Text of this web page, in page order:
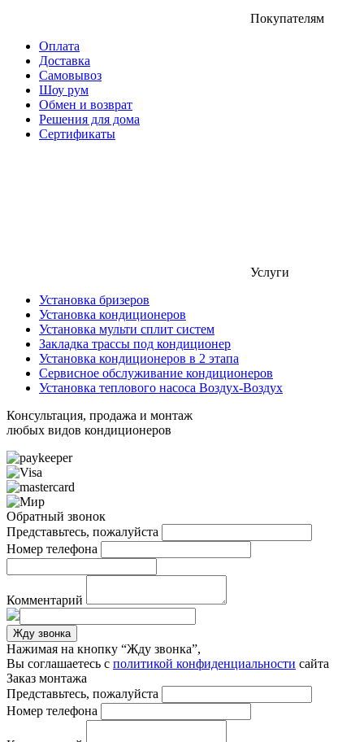
Покупателям
Оплата
Доставка
Самовывоз
Шоу рум
Обмен и возврат
Решения для дома
Сертификаты
Услуги
Установка бризеров
Установка кондиционеров
Установка мульти сплит систем
Закладка трассы под кондиционер
Установка кондиционеров в 2 этапа
Сервисное обслуживание кондиционеров
Установка теплового насоса Воздух-Воздух
Консультация, продажа и монтаж
любых видов кондиционеров
Обратный звонок
Представьтесь, пожалуйста
Номер телефона
Комментарий
Жду звонка
Нажимая на кнопку “Жду звонка”,
Вы соглашаетесь с политикой конфиденциальности сайта
Заказ монтажа
Представьтесь, пожалуйста
Номер телефона